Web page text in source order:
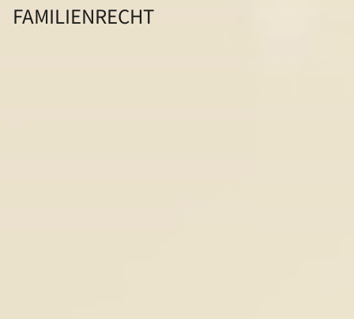
FAMILIENRECHT